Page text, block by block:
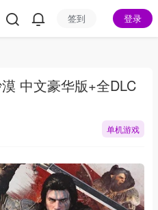
签到 登录
中文豪华版+全DLC
单机游戏